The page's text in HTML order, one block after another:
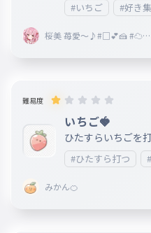
#いちご #好き
桜美 苺愛～♪#□💕🍰 #☁🌙
難易度
いちご🍓
ひたすらいちごを
#ひたすら打つ
みかん🍊